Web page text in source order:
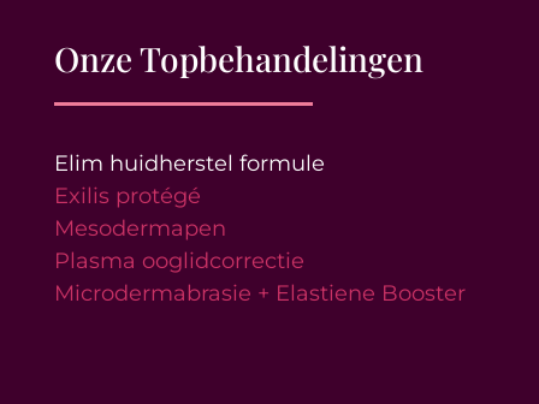
Onze Topbehandelingen
Elim huidherstel formule
Exilis protégé
Mesodermapen
Plasma ooglidcorrectie
Microdermabrasie + Elastiene Booster